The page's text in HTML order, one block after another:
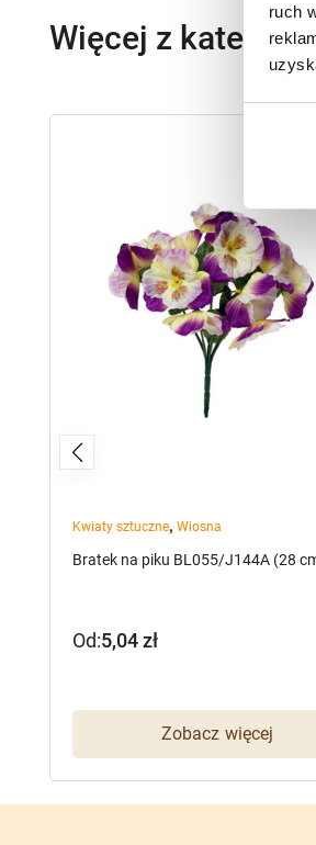
ruch
Więcej z
Kwiaty sztuczne, Wiosna
Bratek na piku BL055/J144A (28
Zobacz więcej
Od:5,04zł